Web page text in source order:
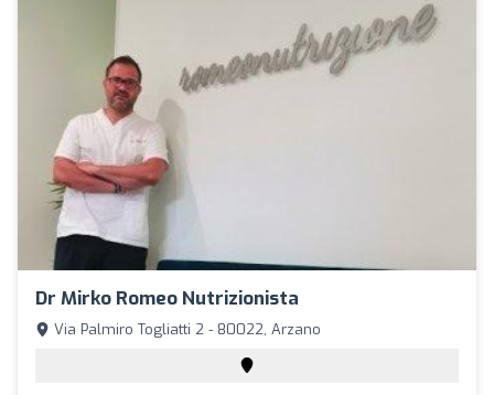
Dr Mirko Romeo Nutrizionista
Via Palmiro Togliatti 2 - 80022, Arzano